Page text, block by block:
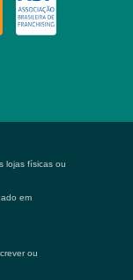
lojas físicas ou
em
ou